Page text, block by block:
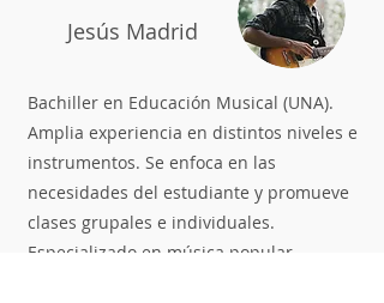
Jesús Madrid
Bachiller en Educación Musical (UNA).
Amplia experiencia en distintos niveles e
instrumentos. Se enfoca en las
necesidades del estudiante y promueve
clases grupales e individuales.
Especializado en música popular,